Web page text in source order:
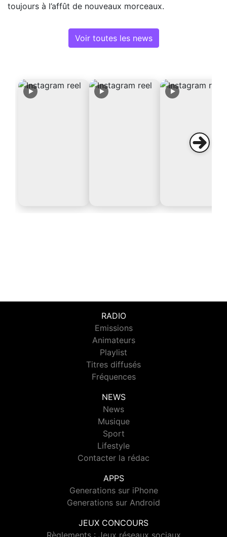
toujours à l’affût de nouveaux morceaux.
Voir toutes les news
RADIO
Emissions
Animateurs
Playlist
Titres diffusés
Fréquences
NEWS
News
Musique
Sport
Lifestyle
Contacter la rédac
APPS
Generations sur iPhone
Generations sur Android
JEUX CONCOURS